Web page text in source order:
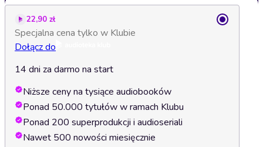
22,90 zł
Specjalna cena tylko w Klubie
Dołącz do
14 dni za darmo na start
Niższe ceny na tysiące audiobooków
Ponad 50.000 tytułów w ramach Klubu
Ponad 200 superprodukcji i audioseriali
Nawet 500 nowości miesięcznie